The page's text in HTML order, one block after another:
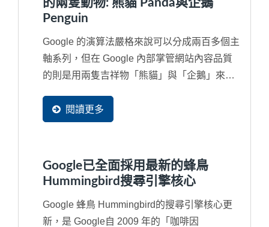
的兩隻動物: 熊貓 Panda與企鵝
Penguin
Google 的演算法嚴格來說可以分成兩百多個主
軸系列，但在 Google 內部掌管網站內容品質
的則是用兩隻吉祥物「熊貓」與「企鵝」來代
閱讀更多
Google已全面採用最新的蜂鳥
Hummingbird搜尋引擎核心
Google 蜂鳥 Hummingbird的搜尋引擎核心更
新，是 Google自 2009 年的「咖啡因